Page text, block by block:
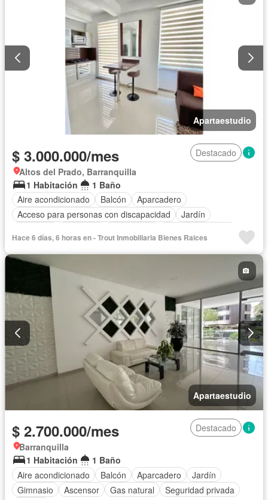
Apartaestudio
$ 3.000.000/mes
Destacado
Altos del Prado, Barranquilla
1 Habitación
1 Baño
Aire acondicionado
Balcón
Aparcadero
Acceso para personas con discapacidad
Jardín
Seguridad privada
Piscina
Hace 6 días, 6 horas en - Trout Inmobiliaria Bienes Raices
Apartaestudio
$ 2.700.000/mes
Destacado
Barranquilla
1 Habitación
1 Baño
Aire acondicionado
Balcón Aparcadero
Jardín
Gimnasio
Ascensor Gas natural
Seguridad privada